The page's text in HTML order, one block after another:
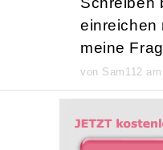
einreichen
meine
von Sam112